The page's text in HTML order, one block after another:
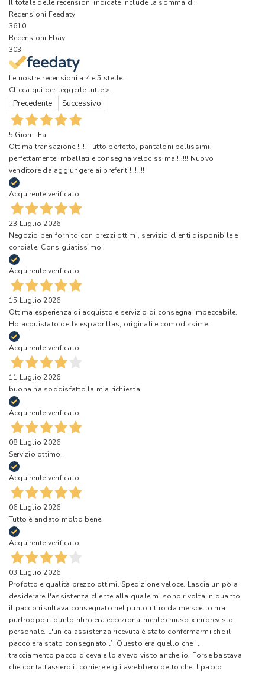
Il totale delle recensioni indicate include la somma di:
Recensioni Feedaty
3610
Recensioni Ebay
303
Le nostre recensioni a 4 e 5 stelle.
Clicca qui per leggerle tutte >
Precedente Successivo
5 Giorni Fa
Ottima transazione!!!!!! Tutto perfetto, pantaloni bellissimi,
perfettamente imballati e consegna velocissima!!!!!!! Nuovo
venditore da aggiungere ai preferiti!!!!!!!!
Acquirente verificato
23 Luglio 2026
Negozio ben fornito con prezzi ottimi, servizio clienti disponibile e
cordiale. Consigliatissimo !
Acquirente verificato
15 Luglio 2026
Ottima esperienza di acquisto e servizio di consegna impeccabile.
Ho acquistato delle espadrillas, originali e comodissime.
Acquirente verificato
11 Luglio 2026
buona ha soddisfatto la mia richiesta!
Acquirente verificato
08 Luglio 2026
Servizio ottimo.
Acquirente verificato
06 Luglio 2026
Tutto è andato molto bene!
Acquirente verificato
03 Luglio 2026
Profotto e qualità prezzo ottimi. Spedizione veloce. Lascia un pò a
desiderare l'assistenza cliente alla quale mi sono rivolta in quanto
il pacco risultava consegnato nel punto ritiro da me scelto ma
purtroppo il punto ritiro era eccezionalmente chiuso x imprevisto
personale. L'unica assistenza ricevuta è stato confermarmi che il
pacco era stato consegnato lì. Questo era quello che il
tracciamento pacco diceva e lo avevo visto anche io. Forse bastava
che contattassero il corriere e gli avrebbero detto che il pacco